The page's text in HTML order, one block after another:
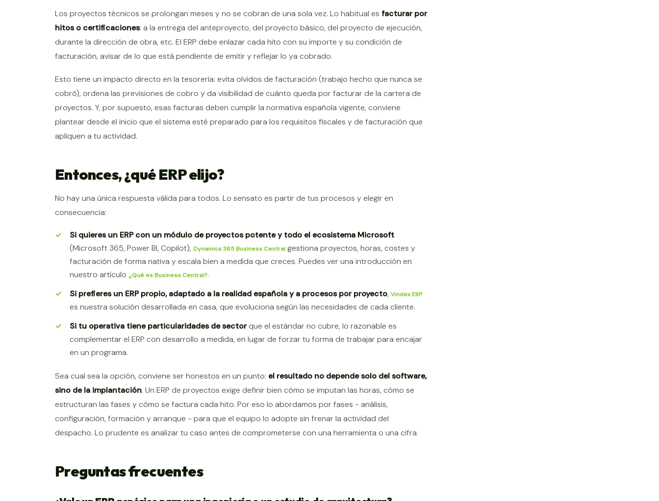
Los proyectos técnicos se prolongan meses y no se cobran de una sola vez. Lo habitual es facturar por
hitos o certificaciones: a la entrega del anteproyecto, del proyecto básico, del proyecto de ejecución,
durante la dirección de obra, etc. El ERP debe enlazar cada hito con su importe y su condición de
facturación, avisar de lo que está pendiente de emitir y reflejar lo ya cobrado.
Esto tiene un impacto directo en la tesorería: evita olvidos de facturación (trabajo hecho que nunca se
cobró), ordena las previsiones de cobro y da visibilidad de cuánto queda por facturar de la cartera de
proyectos. Y, por supuesto, esas facturas deben cumplir la normativa española vigente, conviene
plantear desde el inicio que el sistema esté preparado para los requisitos fiscales y de facturación que
apliquen a tu actividad.
Entonces, ¿qué ERP elijo?
No hay una única respuesta válida para todos. Lo sensato es partir de tus procesos y elegir en
consecuencia:
Si quieres un ERP con un módulo de proyectos potente y todo el ecosistema Microsoft
(Microsoft 365, Power BI, Copilot), Dynamics 365 Business Central gestiona proyectos, horas, costes y
facturación de forma nativa y escala bien a medida que creces. Puedes ver una introducción en
nuestro artículo ¿Qué es Business Central?.
Si prefieres un ERP propio, adaptado a la realidad española y a procesos por proyecto, Vindex ERP
es nuestra solución desarrollada en casa, que evoluciona según las necesidades de cada cliente.
Si tu operativa tiene particularidades de sectorque el estándar no cubre, lo razonable es
complementar el ERP con desarrollo a medida, en lugar de forzar tu forma de trabajar para encajar
en un programa.
Sea cual sea la opción, conviene ser honestos en un punto: el resultado no depende solo del software,
sino de la implantación. Un ERP de proyectos exige definir bien cómo se imputan las horas, cómo se
estructuran las fases y cómo se factura cada hito. Por eso lo abordamos por fases - análisis,
configuración, formación y arranque - para que el equipo lo adopte sin frenar la actividad del
despacho. Lo prudente es analizar tu caso antes de comprometerse con una herramienta o una cifra.
Preguntas frecuentes